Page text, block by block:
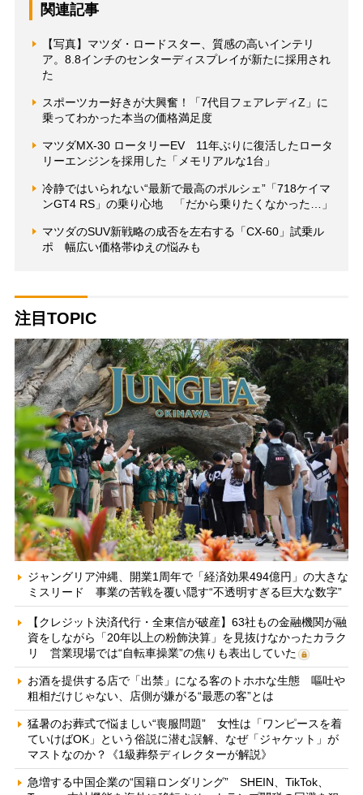
関連記事
【写真】マツダ・ロードスター、質感の高いインテリ
ア。8.8インチのセンターディスプレイが新たに採用され
た
スポーツカー好きが大興奮！「7代目フェアレディZ」に
乗ってわかった本当の価格満足度
マツダMX-30 ロータリーEV 11年ぶりに復活したロータ
リーエンジンを採用した「メモリアルな1台」
冷静ではいられない“最新で最高のポルシェ”「718ケイマ
ンGT4 RS」の乗り心地 「だから乗りたくなかった…」
マツダのSUV新戦略の成否を左右する「CX-60」試乗ル
ポ 幅広い価格帯ゆえの悩みも
注目TOPIC
ジャングリア沖縄、開業1周年で「経済効果494億円」の大きな
ミスリード 事業の苦戦を覆い隠す“不透明すぎる巨大な数字”
【クレジット決済代行・全東信が破産】63社もの金融機関が融
資をしながら「20年以上の粉飾決算」を見抜けなかったカラク
リ 営業現場では“自転車操業”の焦りも表出していた
お酒を提供する店で「出禁」になる客のトホホな生態 嘔吐や
粗相だけじゃない、店側が嫌がる“最悪の客”とは
猛暑のお葬式で悩ましい“喪服問題” 女性は「ワンピースを着
ていけばOK」という俗説に潜む誤解、なぜ「ジャケット」が
マストなのか？《1級葬祭ディレクターが解説》
急増する中国企業の“国籍ロンダリング” SHEIN、TikTok、